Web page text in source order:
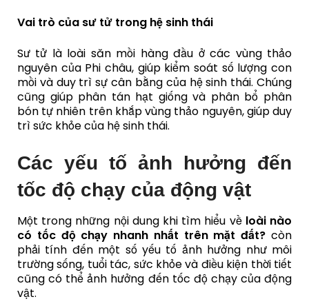
Vai trò của sư tử trong hệ sinh thái
Sư tử là loài săn mồi hàng đầu ở các vùng thảo
nguyên của Phi châu, giúp kiểm soát số lượng con
mồi và duy trì sự cân bằng của hệ sinh thái. Chúng
cũng giúp phân tán hạt giống và phân bổ phân
bón tự nhiên trên khắp vùng thảo nguyên, giúp duy
trì sức khỏe của hệ sinh thái.
Các yếu tố ảnh hưởng đến
tốc độ chạy của động vật
Một trong những nội dung khi tìm hiểu về loài nào
có tốc độ chạy nhanh nhất trên mặt đất? còn
phải tính đến một số yếu tố ảnh hưởng như môi
trường sống, tuổi tác, sức khỏe và điều kiện thời tiết
cũng có thể ảnh hưởng đến tốc độ chạy của động
vật.